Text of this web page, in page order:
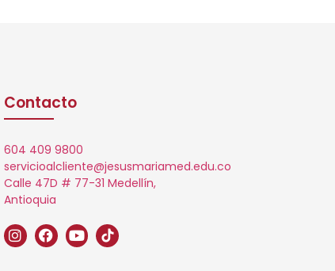
Contacto
604 409 9800
servicioalcliente@jesusmariamed.edu.co
Calle 47D # 77-31 Medellín,
Antioquia